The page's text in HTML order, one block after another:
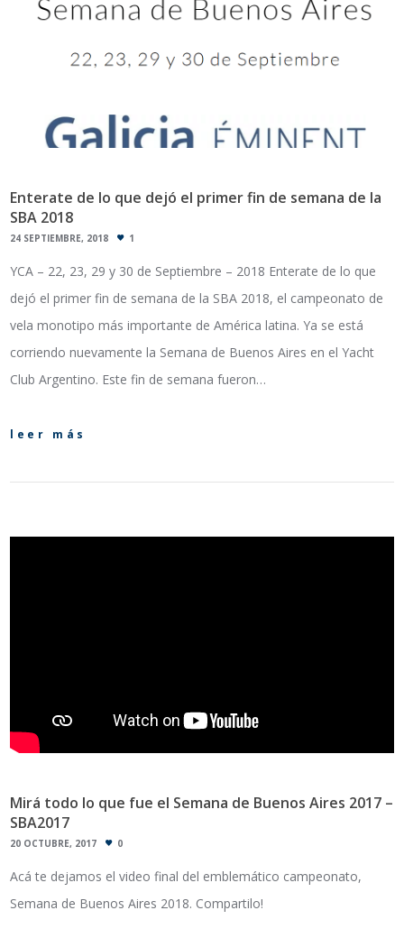
Enterate de lo que dejó el primer fin de semana de la
SBA 2018
24 SEPTIEMBRE, 2018 1
YCA – 22, 23, 29 y 30 de Septiembre – 2018 Enterate de lo que
dejó el primer fin de semana de la SBA 2018, el campeonato de
vela monotipo más importante de América latina. Ya se está
corriendo nuevamente la Semana de Buenos Aires en el Yacht
Club Argentino. Este fin de semana fueron…
leer más
Mirá todo lo que fue el Semana de Buenos Aires 2017 –
SBA2017
20 OCTUBRE, 2017 0
Acá te dejamos el video final del emblemático campeonato,
Semana de Buenos Aires 2018. Compartilo!